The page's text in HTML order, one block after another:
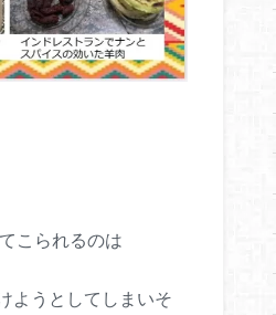
こられるのは
ようとしてしまいそ